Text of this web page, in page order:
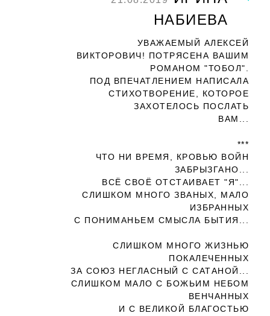
НАБИЕВА
УВАЖАЕМЫЙ АЛЕКСЕЙ
ВИКТОРОВИЧ! ПОТРЯСЕНА ВАШИМ
РОМАНОМ "ТОБОЛ".
ПОД ВПЕЧАТЛЕНИЕМ НАПИСАЛА
СТИХОТВОРЕНИЕ, КОТОРОЕ
ЗАХОТЕЛОСЬ ПОСЛАТЬ
ВАМ...
***
ЧТО НИ ВРЕМЯ, КРОВЬЮ ВОЙН
ЗАБРЫЗГАНО...
ВСЁ СВОЁ ОТСТАИВАЕТ "Я"...
СЛИШКОМ МНОГО ЗВАНЫХ, МАЛО
ИЗБРАННЫХ
С ПОНИМАНЬЕМ СМЫСЛА БЫТИЯ...
СЛИШКОМ МНОГО ЖИЗНЬЮ
ПОКАЛЕЧЕННЫХ
ЗА СОЮЗ НЕГЛАСНЫЙ С САТАНОЙ...
СЛИШКОМ МАЛО С БОЖЬИМ НЕБОМ
ВЕНЧАННЫХ
И С ВЕЛИКОЙ БЛАГОСТЬЮ